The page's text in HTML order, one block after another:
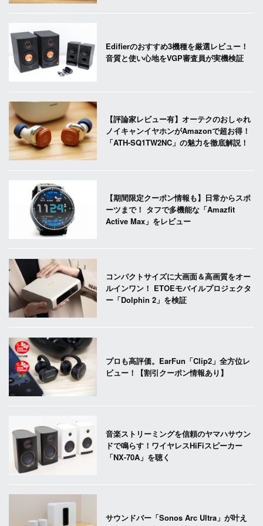
Edifierのおすすめ3機種を厳選レビュー！
音質と使い心地をVGP審査員が実機検証
【評論家レビュー有】オーテクのおしゃれ
ノイキャンイヤホンがAmazonで超お得！
「ATH-SQ1TW2NC」の魅力を徹底解説！
【期間限定クーポン情報も】日常からスポ
ーツまで！ タフで多機能な「Amazfit
Active Max」をレビュー
コンパクトサイズに大画面＆高画質をオー
ルインワン！ ETOEモバイルプロジェクタ
ー「Dolphin 2」を検証
プロも高評価。EarFun「Clip2」全方位レ
ビュー！【割引クーポン情報あり】
音楽ストリーミングを信頼のヤマハサウン
ドで鳴らす！ワイヤレスHiFiスピーカー
「NX-70A」を聴く
サウンドバー「Sonos Arc Ultra」が叶え